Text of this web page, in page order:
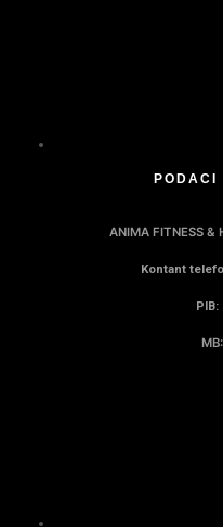
PODACI
ANIMA FITNESS &
Kontant